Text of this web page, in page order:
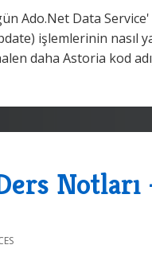
Ado.Net Data
işlemlerinin nasıl
daha Astoria kod